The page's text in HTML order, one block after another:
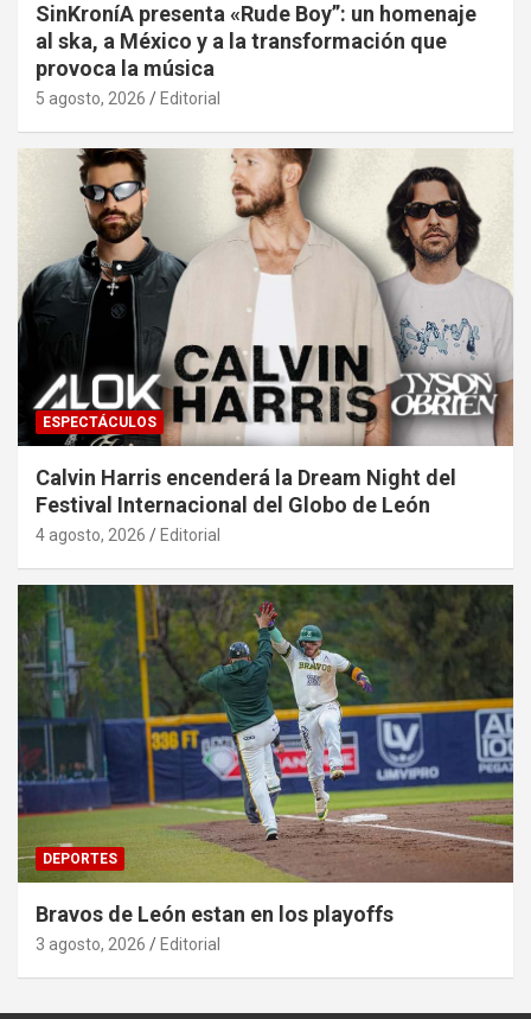
SinKroníA presenta «Rude Boy”: un homenaje
al ska, a México y a la transformación que
provoca la música
5 agosto, 2026 Editorial
ESPECTÁCULOS
Calvin Harris encenderá la Dream Night del
Festival Internacional del Globo de León
4 agosto, 2026 Editorial
DEPORTES
Bravos de León estan en los playoffs
3 agosto, 2026 Editorial